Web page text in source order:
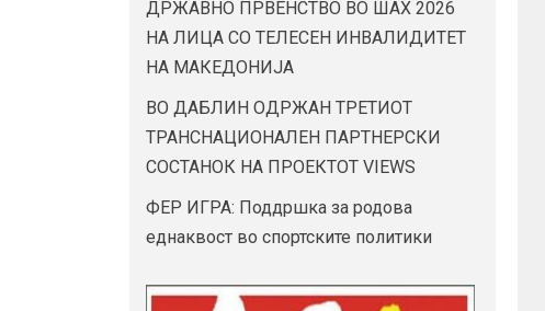
ДРЖАВНО ПРВЕНСТВО ВО ШАХ 2026
НА ЛИЦА СО ТЕЛЕСЕН ИНВАЛИДИТЕТ
НА МАКЕДОНИЈА
ВО ДАБЛИН ОДРЖАН ТРЕТИОТ
ТРАНСНАЦИОНАЛЕН ПАРТНЕРСКИ
СОСТАНОК НА ПРОЕКТОТ VIEWS
ФЕР ИГРА: Поддршка за родова
еднаквост во спортските политики